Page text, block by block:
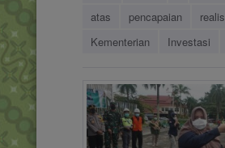
atas
pencapaian
Kementerian
Investasi